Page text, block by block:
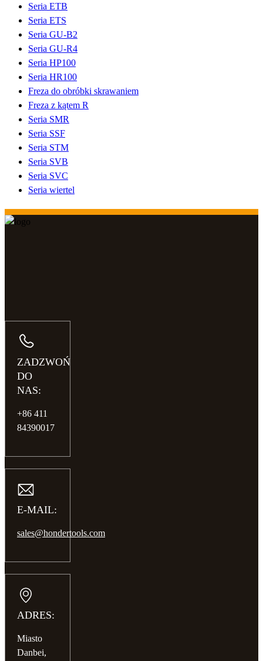
Seria ETB
Seria ETS
Seria GU-B2
Seria GU-R4
Seria HP100
Seria HR100
Freza do obróbki skrawaniem
Freza z kątem R
Seria SMR
Seria SSF
Seria STM
Seria SVB
Seria SVC
Seria wiertel
ZADZWOŃ
DO
NAS:
+86 411
84390017
E-MAIL:
sales@hondertools.com
ADRES:
Miasto
Danbei,